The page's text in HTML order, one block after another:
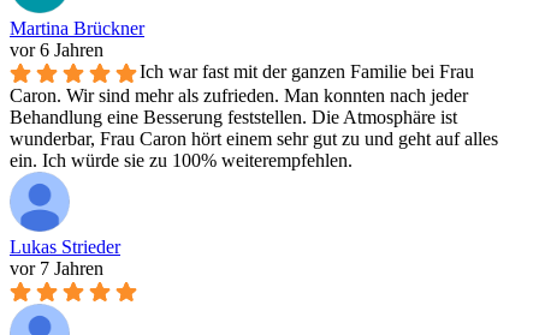
Martina Brückner
vor 6 Jahren
Ich war fast mit der ganzen Familie bei Frau
Caron. Wir sind mehr als zufrieden. Man konnten nach jeder
Behandlung eine Besserung feststellen. Die Atmosphäre ist
wunderbar, Frau Caron hört einem sehr gut zu und geht auf alles
ein. Ich würde sie zu 100% weiterempfehlen.
Lukas Strieder
vor 7 Jahren